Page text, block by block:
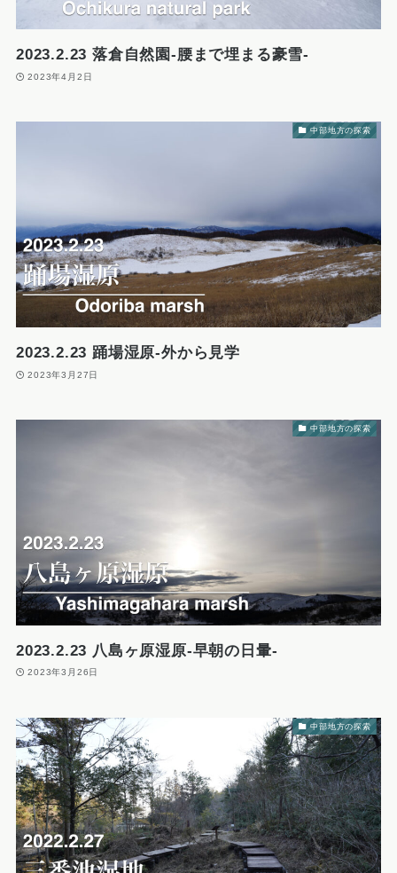
2023.2.23 落倉自然園-腰まで埋まる豪雪-
2023年4月2日
中部地方の探索
2023.2.23 踊場湿原-外から見学
2023年3月27日
中部地方の探索
2023.2.23 八島ヶ原湿原-早朝の日暈-
2023年3月26日
中部地方の探索